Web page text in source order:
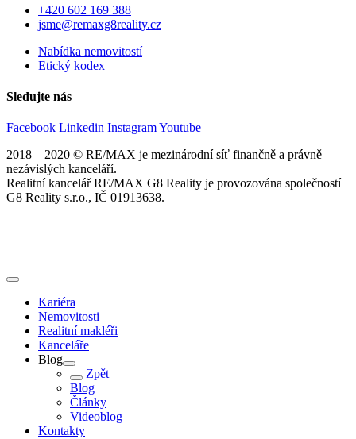
+420 602 169 388
jsme@remaxg8reality.cz
Nabídka nemovitostí
Etický kodex
Sledujte nás
Facebook Linkedin InstagramYoutube
2018 – 2020 © RE/MAX je mezinárodní síť finančně a právně
nezávislých kanceláří.
Realitní kancelář RE/MAX G8 Reality je provozována společností
G8 Reality s.r.o., IČ 01913638.
Kariéra
Nemovitosti
Realitní makléři
Kanceláře
Blog
Zpět
Blog
Články
Videoblog
Kontakty